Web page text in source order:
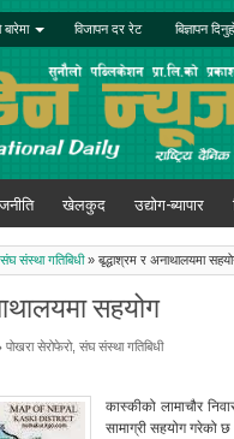
बारेमा विजापन दर रेट बिज्ञापन
खेलकुद उद्योग-ब्यापार
संघ संस्था गतिबिधी » बृद्धाश्रम र अनाथालयमा
सहयोग
पोखरा सेरोफेरो, संघ संस्था गतिबिधी
कास्कीको लामाचौर
सामाग्री सहयोग गरेको छ